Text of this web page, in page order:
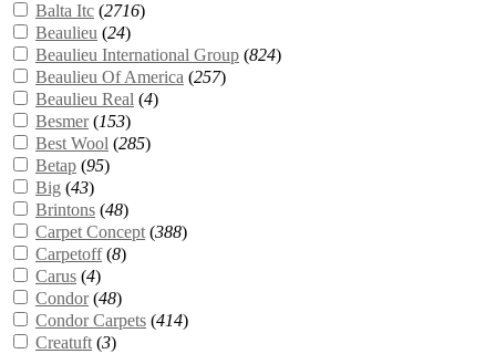
Balta Itc (2716)
Beaulieu (24)
Beaulieu International Group (824)
Beaulieu Of America (257)
Beaulieu Real (4)
Besmer(153)
Best Wool (285)
Betap (95)
Big (43)
Brintons (48)
Carpet Concept (388)
Carpetoff(8)
Carus (4)
Condor(48)
Condor Carpets (414)
Creatuft (3)